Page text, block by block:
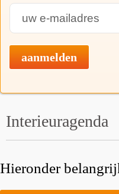
aanmelden
Interieuragenda
Hieronder